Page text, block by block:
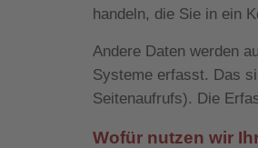
handeln, die Sie in ein
Andere Daten werden
Systeme erfasst. Das
Seitenaufrufs). Die
Wofür nutzen wir